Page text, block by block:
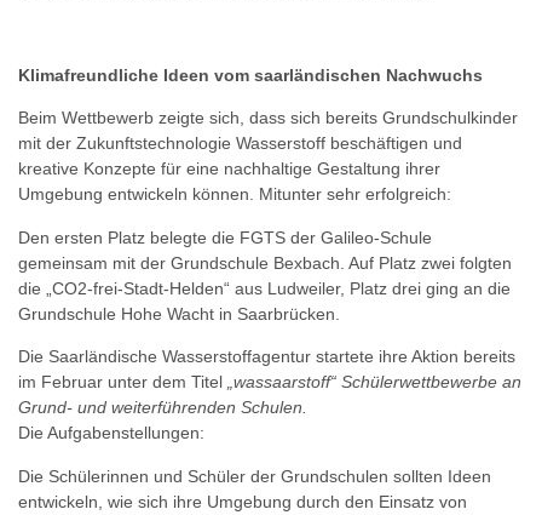
Klimafreundliche Ideen vom saarländischen Nachwuchs
Beim Wettbewerb zeigte sich, dass sich bereits Grundschulkinder
mit der Zukunftstechnologie Wasserstoff beschäftigen und
kreative Konzepte für eine nachhaltige Gestaltung ihrer
Umgebung entwickeln können. Mitunter sehr erfolgreich:
Den ersten Platz belegte die FGTS der Galileo-Schule
gemeinsam mit der Grundschule Bexbach. Auf Platz zwei folgten
die „CO2-frei-Stadt-Helden“ aus Ludweiler, Platz drei ging an die
Grundschule Hohe Wacht in Saarbrücken.
Die Saarländische Wasserstoffagentur startete ihre Aktion bereits
im Februar unter dem Titel „wassaarstoff“ Schülerwettbewerbe an
Grund- und weiterführenden Schulen.
Die Aufgabenstellungen:
Die Schülerinnen und Schüler der Grundschulen sollten Ideen
entwickeln, wie sich ihre Umgebung durch den Einsatz von